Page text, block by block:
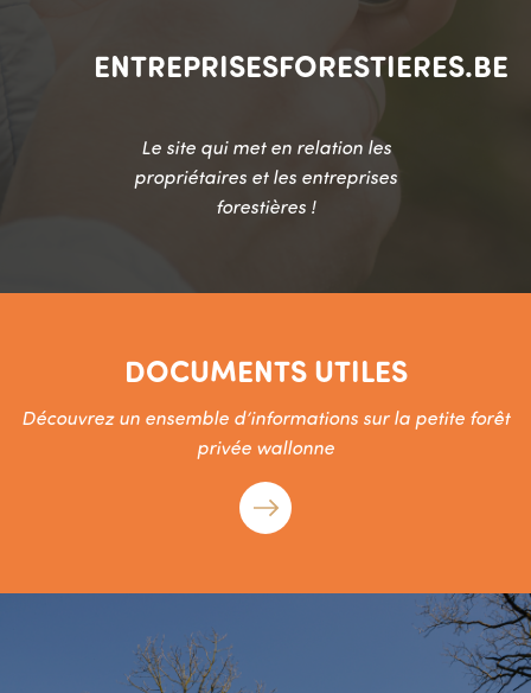
ENTREPRISESFORESTIERES.BE
Le site qui met en relation les
propriétaires et les entreprises
forestières !
DOCUMENTS UTILES
Découvrez un ensemble d’informations sur la petite forêt
privée wallonne